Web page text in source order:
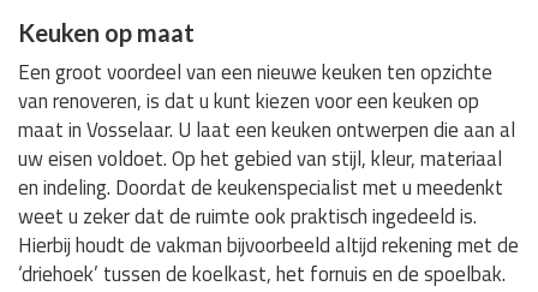
Keuken op maat
Een groot voordeel van een nieuwe keuken ten opzichte
van renoveren, is dat u kunt kiezen voor een keuken op
maat in Vosselaar. U laat een keuken ontwerpen die aan al
uw eisen voldoet. Op het gebied van stijl, kleur, materiaal
en indeling. Doordat de keukenspecialist met u meedenkt
weet u zeker dat de ruimte ook praktisch ingedeeld is.
Hierbij houdt de vakman bijvoorbeeld altijd rekening met de
‘driehoek’ tussen de koelkast, het fornuis en de spoelbak.